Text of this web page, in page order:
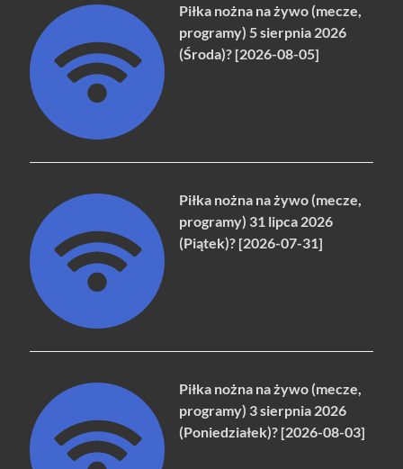
Piłka nożna na żywo (mecze,
programy) 5 sierpnia 2026
(Środa)? [2026-08-05]
Piłka nożna na żywo (mecze,
programy) 31 lipca 2026
(Piątek)? [2026-07-31]
Piłka nożna na żywo (mecze,
programy) 3 sierpnia 2026
(Poniedziałek)? [2026-08-03]